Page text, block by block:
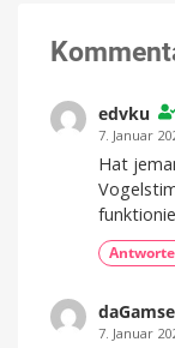
edvku
7. Januar
Hat
7. Januar